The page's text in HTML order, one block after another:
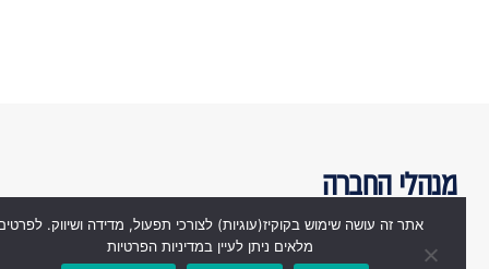
מנהלי החברה
אתר זה עושה שימוש בקוקיז(עוגיות) לצורכי תפעול, מדידה ושיווק. לפרטים
מלאים ניתן לעיין במדיניות הפרטיות